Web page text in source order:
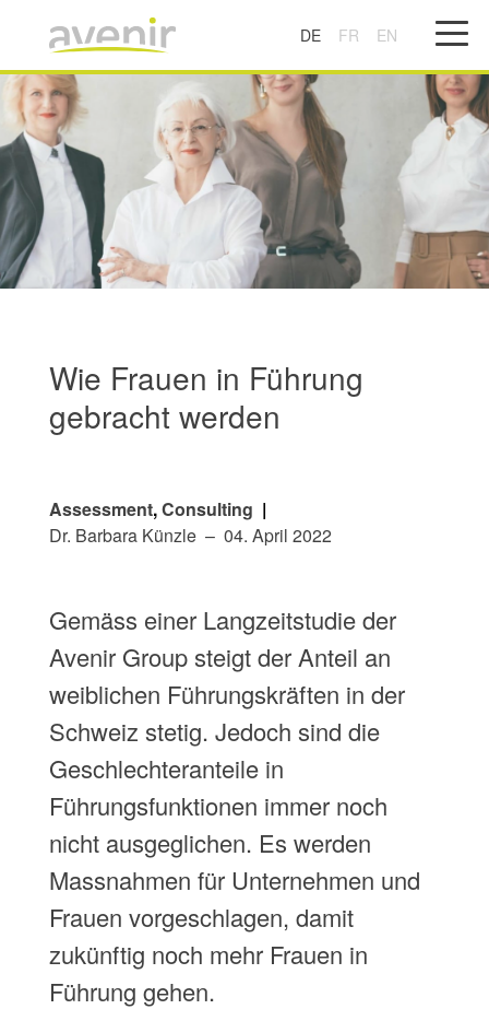
DE FR EN
Wie Frauen in Führung
gebracht werden
Assessment Consulting
Dr. Barbara Künzle
04. April 2022
Gemäss einer Langzeitstudie der
Avenir Group steigt der Anteil an
weiblichen Führungskräften in der
Schweiz stetig. Jedoch sind die
Geschlechteranteile in
Führungsfunktionen immer noch
nicht ausgeglichen. Es werden
Massnahmen für Unternehmen und
Frauen vorgeschlagen, damit
zukünftig noch mehr Frauen in
Führung gehen.